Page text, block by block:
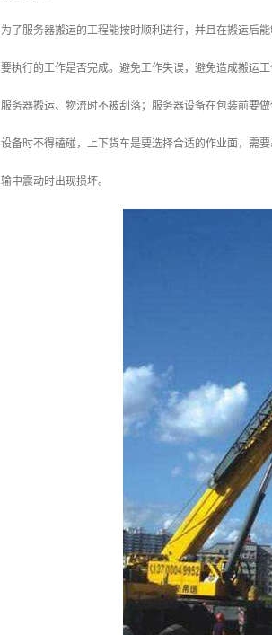
为了服务器搬运的工程能按时顺利进行，并且在搬运后
要执行的工作是否完成。避免工作失误，避免造成搬运
服务器搬运、物流时不被刮落；服务器设备在包装前要
设备时不得磕碰，上下货车是要选择合适的作业面，需
输中震动时出现损坏。